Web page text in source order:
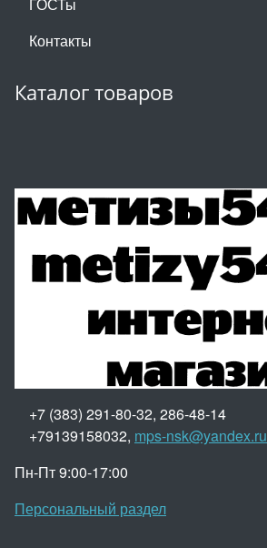
Контакты
Каталог товаров
+7 (383) 291-80-32, 286-48-14
+79139158032, mps-nsk@yandex.ru
Пн-Пт 9:00-17:00
Персональный раздел